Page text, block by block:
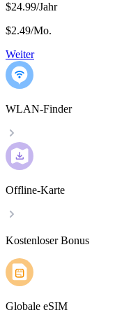
$24.99/Jahr
$2.49/Mo.
Weiter
WLAN-Finder
Offline-Karte
Kostenloser Bonus
Globale eSIM